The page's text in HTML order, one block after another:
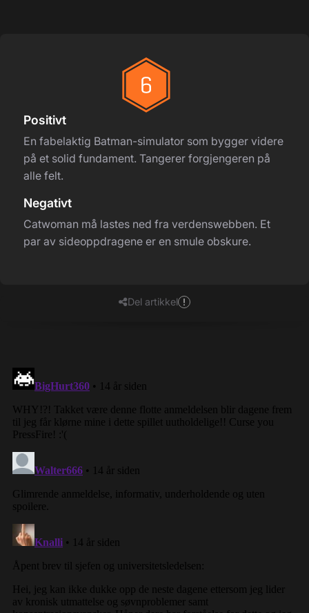
Positivt
En fabelaktig Batman-simulator som bygger videre
på et solid fundament. Tangerer forgjengeren på
alle felt.
Negativt
Catwoman må lastes ned fra verdenswebben. Et
par av sideoppdragene er en smule obskure.
Del artikkel